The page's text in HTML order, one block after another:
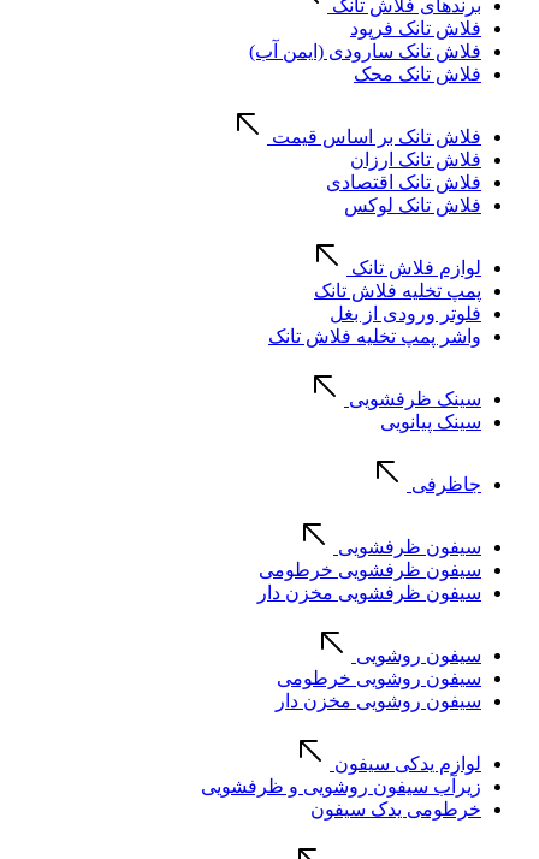
برندهای فلاش تانک
فلاش تانک فرپود
فلاش تانک سارودی (ایمن آب)
فلاش تانک محک
فلاش تانک بر اساس قیمت
فلاش تانک ارزان
فلاش تانک اقتصادی
فلاش تانک لوکس
لوازم فلاش تانک
پمپ تخلیه فلاش تانک
فلوتر ورودی از بغل
واشر پمپ تخلیه فلاش تانک
سینک ظرفشویی
سینک پیانویی
جاظرفی
سیفون ظرفشویی
سیفون ظرفشویی خرطومی
سیفون ظرفشویی مخزن دار
سیفون روشویی
سیفون روشویی خرطومی
سیفون روشویی مخزن دار
لوازم یدکی سیفون
زیرآب سیفون روشویی و ظرفشویی
خرطومی یدک سیفون